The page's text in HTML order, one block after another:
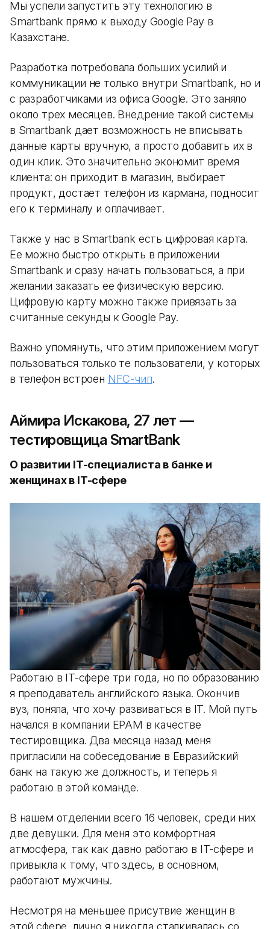
Мы успели запустить эту технологию в
Smartbank прямо к выходу Google Pay в
Казахстане.
Разработка потребовала больших усилий и
коммуникации не только внутри Smartbank, но и
с разработчиками из офиса Google. Это заняло
около трех месяцев. Внедрение такой системы
в Smartbank дает возможность не вписывать
данные карты вручную, а просто добавить их в
один клик. Это значительно экономит время
клиента: он приходит в магазин, выбирает
продукт, достает телефон из кармана, подносит
его к терминалу и оплачивает.
Также у нас в Smartbank есть цифровая карта.
Ее можно быстро открыть в приложении
Smartbank и сразу начать пользоваться, а при
желании заказать ее физическую версию.
Цифровую карту можно также привязать за
считанные секунды к Google Pay.
Важно упомянуть, что этим приложением могут
пользоваться только те пользователи, у которых
в телефон встроен NFC-чип.
Аймира Искакова, 27 лет —
тестировщица SmartBank
О развитии IT-специалиста в банке и
женщинах в IT-cфере
Работаю в IT-сфере три года, но по образованию
я преподаватель английского языка. Окончив
вуз, поняла, что хочу развиваться в IT. Мой путь
начался в компании EPAM в качестве
тестировщика. Два месяца назад меня
пригласили на собеседование в Евразийский
банк на такую же должность, и теперь я
работаю в этой команде.
В нашем отделении всего 16 человек, среди них
две девушки. Для меня это комфортная
атмосфера, так как давно работаю в IT-сфере и
привыкла к тому, что здесь, в основном,
работают мужчины.
Несмотря на меньшее присутвие женщин в